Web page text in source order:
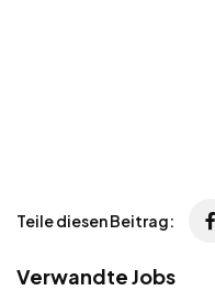
Teile diesen Beitrag:
Verwandte Jobs